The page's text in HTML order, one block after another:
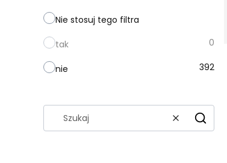
Nie stosuj tego filtra
tak 0
nie 392
WyczyśćSzukaj